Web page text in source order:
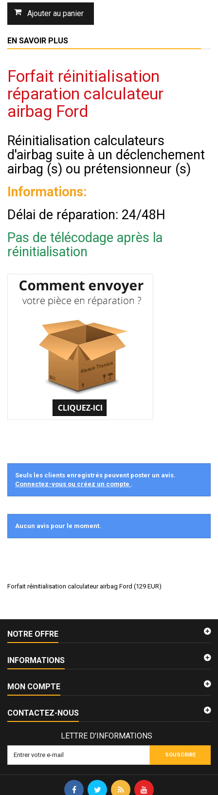
Ajouter au panier
EN SAVOIR PLUS
Forfait réinitialisation
réparation calculateur
airbag Ford
Réinitialisation calculateurs
d'airbag suite à un déclenchement
airbag (s) ou prétensionneur (s)
Informations:
Délai de réparation: 24/48H
Pas de télécodage après la
réinitialisation
Seuls les clients enregistrés peuvent poster un avis.
Connectez-vous ou créez un compte .
Aucun avis pour le moment.
Forfait réinitialisation calculateur airbag Ford (129 EUR)
NOTRE OFFRE
INFORMATIONS
MON COMPTE
CONTACTEZ-NOUS
LETTRE D'INFORMATIONS
SOUSCRIRE